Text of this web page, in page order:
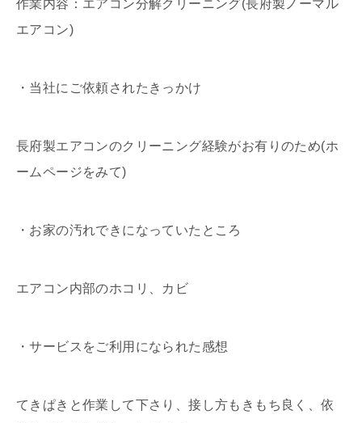
作業内容：エアコン分解クリーニング(長府製ノーマル
エアコン)
・当社にご依頼されたきっかけ
長府製エアコンのクリーニング経験がお有りのため(ホ
ームページをみて)
・お家の汚れできになっていたところ
エアコン内部のホコリ、カビ
・サービスをご利用になられた感想
てきぱきと作業して下さり、接し方もきもち良く、依